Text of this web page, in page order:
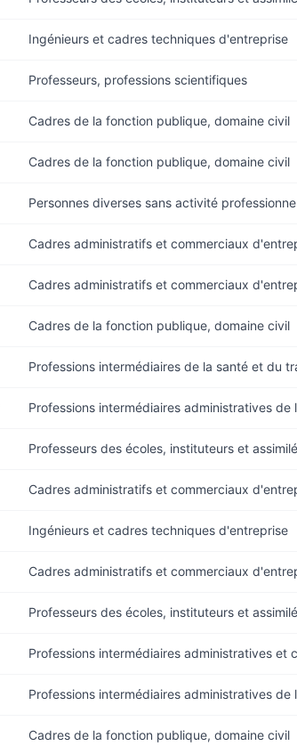
Ingénieurs et cadres techniques d'entreprise
Professeurs, professions scientifiques
Cadres de la fonction publique, domaine civil
Cadres de la fonction publique, domaine civil
Personnes diverses sans activité
Cadres administratifs et commerciaux
Cadres administratifs et commerciaux
Cadres de la fonction publique, domaine civil
Professions intermédiaires de la santé et du
Professions intermédiaires administratives
Professeurs des écoles, instituteurs et
Cadres administratifs et commerciaux
Ingénieurs et cadres techniques d'entreprise
Cadres administratifs et commerciaux
Professeurs des écoles, instituteurs et
Professions intermédiaires administratives et
Professions intermédiaires administratives
Cadres de la fonction publique, domaine civil